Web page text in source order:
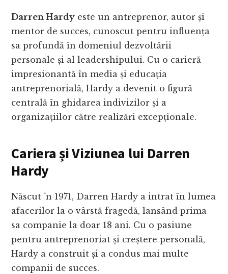
Darren Hardy este un antreprenor, autor și
mentor de succes, cunoscut pentru influența
sa profundă în domeniul dezvoltării
personale și al leadershipului. Cu o carieră
impresionantă în media și educația
antreprenorială, Hardy a devenit o figură
centrală în ghidarea indivizilor și a
organizațiilor către realizări excepționale.
Cariera și Viziunea lui Darren
Hardy
Născut `n 1971, Darren Hardy a intrat în lumea
afacerilor la o vârstă fragedă, lansând prima
sa companie la doar 18 ani. Cu o pasiune
pentru antreprenoriat și creștere personală,
Hardy a construit și a condus mai multe
companii de succes.